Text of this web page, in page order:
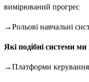
вимірюваний прогрес
→Рольові навчальні
Які подібні системи
→Платформи